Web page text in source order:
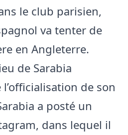
le club parisien,
va tenter de
en Angleterre.
de Sarabia
de son
a posté un
dans lequel il